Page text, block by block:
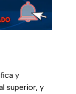
y
superior, y